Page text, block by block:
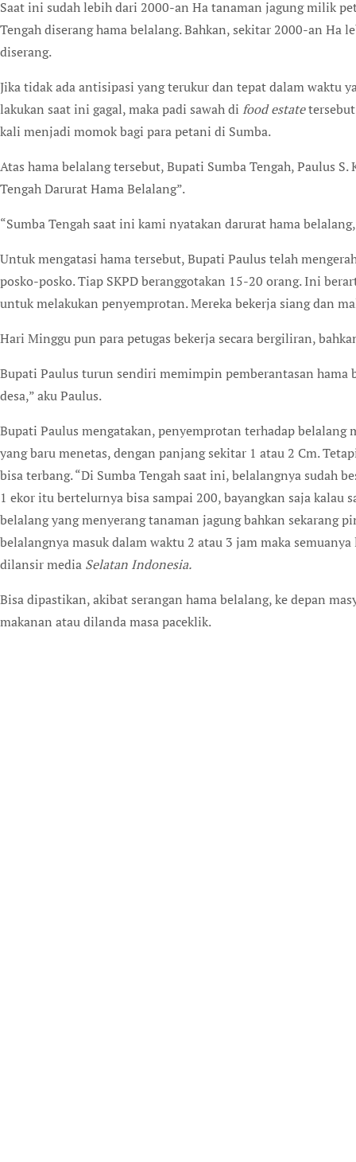
Saat ini sudah lebih dari 2000-an Ha tanaman jagung milik
Tengah diserang hama belalang. Bahkan, sekitar 2000-an
diserang.
Jika tidak ada antisipasi yang terukur dan tepat dalam waktu
lakukan saat ini gagal, maka padi sawah di food estatetersebut
kali menjadi momok bagi para petani di Sumba.
Atas hama belalang tersebut, Bupati Sumba Tengah, Paulus
Tengah Darurat Hama Belalang”.
“Sumba Tengah saat ini kami nyatakan darurat hama
Untuk mengatasi hama tersebut, Bupati Paulus telah
posko-posko. Tiap SKPD beranggotakan 15-20 orang. Ini
untuk melakukan penyemprotan. Mereka bekerja siang dan
Hari Minggu pun para petugas bekerja secara bergiliran,
Bupati Paulus turun sendiri memimpin pemberantasan
desa,” aku Paulus.
Bupati Paulus mengatakan, penyemprotan terhadap
yang baru menetas, dengan panjang sekitar 1 atau 2 Cm.
bisa terbang. “Di Sumba Tengah saat ini, belalangnya sudah
1 ekor itu bertelurnya bisa sampai 200, bayangkan saja
belalang yang menyerang tanaman jagung bahkan sekarang
belalangnya masuk dalam waktu 2 atau 3 jam maka
dilansir media Selatan Indonesia.
Bisa dipastikan, akibat serangan hama belalang, ke depan
makanan atau dilanda masa paceklik.